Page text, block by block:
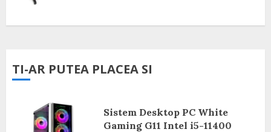
TI-AR PUTEA PLACEA SI
Sistem Desktop PC White
Gaming G11 Intel i5-11400